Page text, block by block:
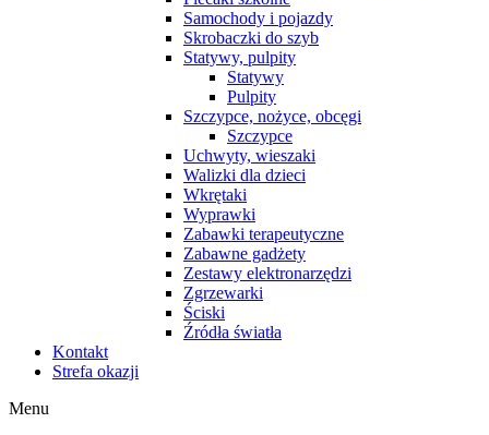
Samochody i pojazdy
Skrobaczki do szyb
Statywy, pulpity
Statywy
Pulpity
Szczypce, nożyce, obcęgi
Szczypce
Uchwyty, wieszaki
Walizki dla dzieci
Wkrętaki
Wyprawki
Zabawki terapeutyczne
Zabawne gadżety
Zestawy elektronarzędzi
Zgrzewarki
Ściski
Źródła światła
Kontakt
Strefa okazji
Menu